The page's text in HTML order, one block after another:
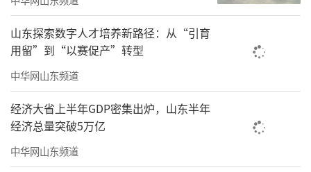
经济体制改革上示范先行，形成一批首创性、
开拓性改革经验。到2030年，新质生产力发展
走在全国前列，碳达峰目标顺利实现，发展方
式全面绿色转型取得决定性成效。
孙来斌说，山东还聚焦科技创新引领、现
代化产业体系建设、数字经济培育三个关键，
山东探索数字人才培养新路径：从“引育
用留”到“以赛促产”转型
中华网山东频道
经济大省上半年GDP密集出炉，山东半年
经济总量突破5万亿
中华网山东频道